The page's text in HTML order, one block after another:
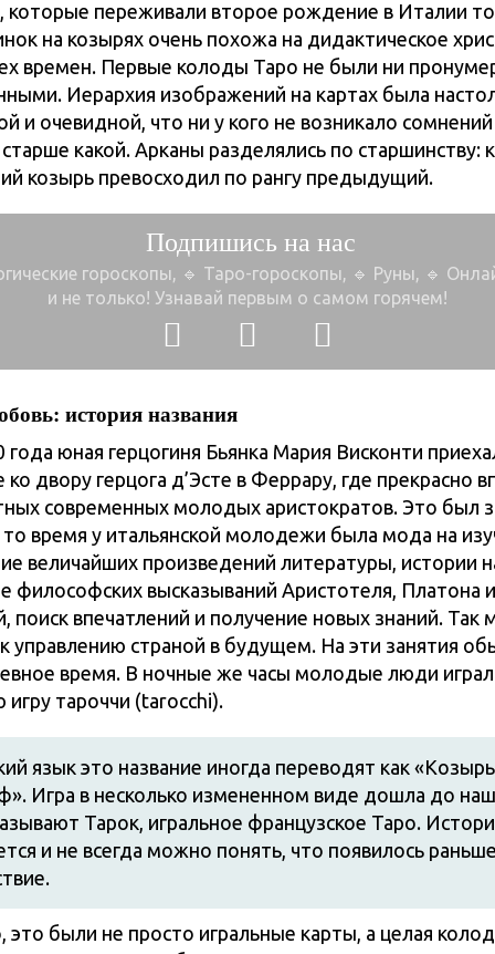
которые переживали второе рождение в Италии
на козырях очень похожа на дидактическое
времен. Первые колоды Таро не были ни
Иерархия изображений на картах была
и очевидной, что ни у кого не возникало
старше какой. Арканы разделялись по старшинству:
козырь превосходил по рангу предыдущий.
Подпишись на нас
гороскопы, 🔹 Таро-гороскопы, 🔹 Руны, 🔹
и не только! Узнавай первым о самом горячем!
история названия
юная герцогиня Бьянка Мария Висконти
ко двору герцога д’Эсте в Феррару, где прекрасно
современных молодых аристократов. Это был
то время у итальянской молодежи была мода на
величайших произведений литературы, истории
философских высказываний Аристотеля, Платона
поиск впечатлений и получение новых знаний.
управлению страной в будущем. На эти занятия
время. В ночные же часы молодые люди
игру тароччи (tarocchi).
язык это название иногда переводят как
Игра в несколько измененном виде дошла до
Тарок, игральное французское Таро.
и не всегда можно понять, что появилось
это были не просто игральные карты, а целая